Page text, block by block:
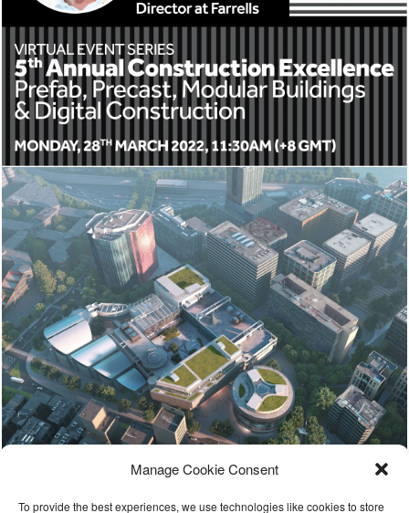
Manage Cookie Consent
To provide the best experiences, we use technologies like cookies to store